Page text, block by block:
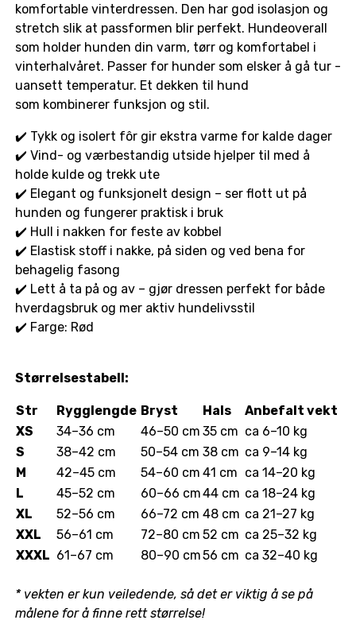
komfortable vinterdressen. Den har god isolasjon og
stretch slik at passformen blir perfekt. Hundeoverall
som holder hunden din varm, tørr og komfortabel i
vinterhalvåret. Passer for hunder som elsker å gå tur -
uansett temperatur. Et dekken til hund
som kombinerer funksjon og stil.
✔️ Tykk og isolert fôr gir ekstra varme for kalde dager
✔️ Vind- og værbestandig utside hjelper til med å
holde kulde og trekk ute
✔️ Elegant og funksjonelt design – ser flott ut på
hunden og fungerer praktisk i bruk
✔️ Hull i nakken for feste av kobbel
✔️ Elastisk stoff i nakke, på siden og ved bena for
behagelig fasong
✔️ Lett å ta på og av – gjør dressen perfekt for både
hverdagsbruk og mer aktiv hundelivsstil
✔️ Farge: Rød
Størrelsestabell:
Str Rygglengde Bryst Hals
Anbefalt vekt
XS
34–36 cm 46–50 cm 35 cm ca 6–10 kg
S
38–42 cm 50–54 cm 38 cm ca 9–14 kg
M
42–45 cm 54–60 cm 41 cm ca 14–20 kg
L
45–52 cm 60–66 cm44 cm ca 18–24 kg
XL
52–56 cm 66–72 cm 48 cm ca 21–27 kg
XXL
56–61 cm 72–80 cm 52 cm ca 25–32 kg
XXXL 61–67 cm 80–90 cm56 cm ca 32–40 kg
* vekten er kun veiledende, så det er viktig å se på
målene for å finne rett størrelse!